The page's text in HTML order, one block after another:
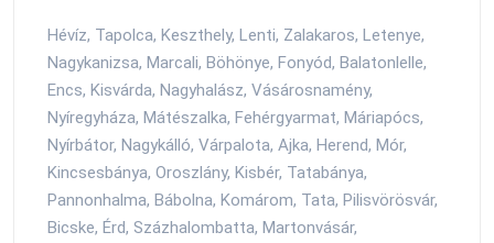
Hévíz, Tapolca, Keszthely, Lenti, Zalakaros, Letenye,
Nagykanizsa, Marcali, Böhönye, Fonyód, Balatonlelle,
Encs, Kisvárda, Nagyhalász, Vásárosnamény,
Nyíregyháza, Mátészalka, Fehérgyarmat, Máriapócs,
Nyírbátor, Nagykálló, Várpalota, Ajka, Herend, Mór,
Kincsesbánya, Oroszlány, Kisbér, Tatabánya,
Pannonhalma, Bábolna, Komárom, Tata, Pilisvörösvár,
Bicske, Érd, Százhalombatta, Martonvásár,